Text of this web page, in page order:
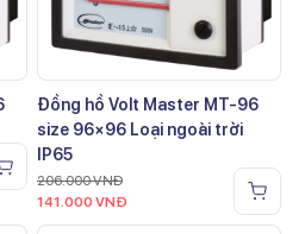
Đồng hồ Volt Master MT-96
size 96×96 Loại ngoài trời
IP65
206.000VNĐ
141.000 VNĐ